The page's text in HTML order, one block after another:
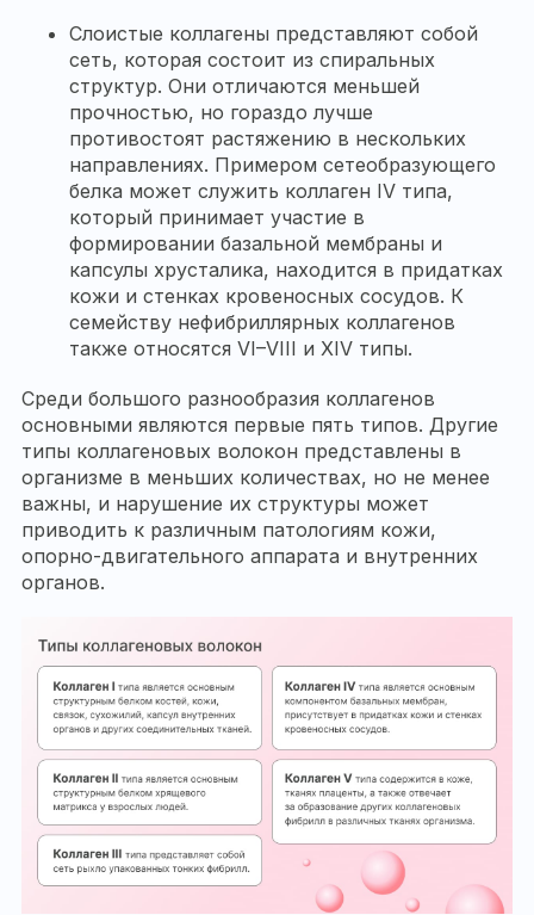
Слоистые коллагены представляют собой
сеть, которая состоит из спиральных
структур. Они отличаются меньшей
прочностью, но гораздо лучше
противостоят растяжению в нескольких
направлениях. Примером сетеобразующего
белка может служить коллаген IV типа,
который принимает участие в
формировании базальной мембраны и
капсулы хрусталика, находится в придатках
кожи и стенках кровеносных сосудов. К
семейству нефибриллярных коллагенов
также относятся VI–VIII и XIV типы.
Среди большого разнообразия коллагенов
основными являются первые пять типов. Другие
типы коллагеновых волокон представлены в
организме в меньших количествах, но не менее
важны, и нарушение их структуры может
приводить к различным патологиям кожи,
опорно-двигательного аппарата и внутренних
органов.